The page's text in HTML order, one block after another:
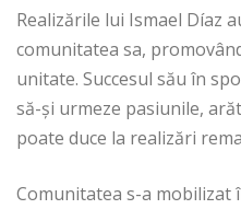
Realizările lui Ismael Díaz
comunitatea sa,
unitate. Succesul său în
să-și urmeze pasiunile,
poate duce la realizări
Comunitatea s-a mobilizat